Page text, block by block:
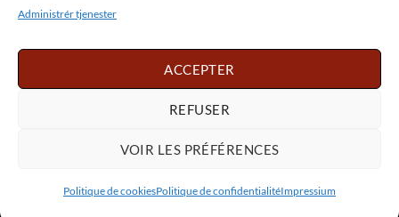
Administrér tjenester
ACCEPTER
REFUSER
VOIR LES PRÉFÉRENCES
Politique de cookiesPolitique de confidentialitéImpressium
Italiano Português